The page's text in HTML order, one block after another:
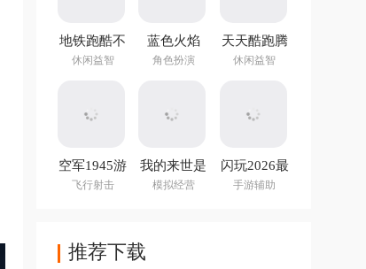
地铁跑酷不
用实名认证
休闲益智
蓝色火焰
(Blue Fire)
角色扮演
天天酷跑腾
讯游戏
休闲益智
空军1945游
戏手机版
飞行射击
我的来世是
个包裹最新
模拟经营
闪玩2026最
新版本
手游辅助
推荐下载